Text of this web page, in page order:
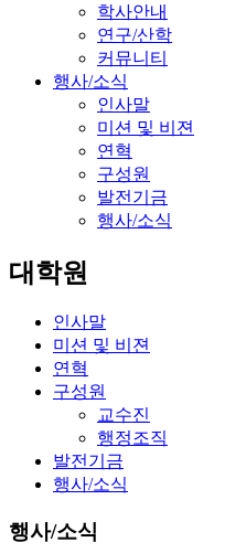
학사안내
연구/산학
커뮤니티
행사/소식
인사말
미션 및 비젼
연혁
구성원
발전기금
행사/소식
대학원
인사말
미션 및 비젼
연혁
구성원
교수진
행정조직
발전기금
행사/소식
행사/소식